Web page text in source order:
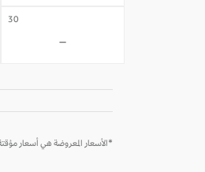
30
-
*الأسعار المعروضة هي أسعار مؤقتة تم جمعها خلال آخر